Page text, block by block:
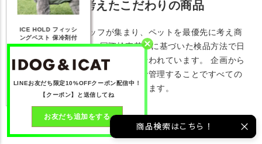
ッククーラー 保冷剤
付
円(税込み)
詳しく見る
テックタンク 遮熱
UVカット
詳しく見る
リフレッシングバンダ
ナ
円(税込み)
愛犬愛猫家が考えたこだわりの商品
ペットを愛するスタッフが集まり、ペットを最優先に考え商
品を企画しています。 国際検査基準に基づいた検品方法で日
系の検品会社により細かく検品が行われています。 企画から
生産・お届けまでを一貫して自社で管理することですべての
サービスを高い水準でご提案いたします。
商品詳細
LINEお友だち限定10%OFFクーポン配信中！
【クーポン】と送信してね
お友だち追加をする
商品検索はこちら！